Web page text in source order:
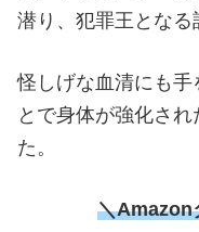
潜り、犯罪王となる
怪しげな血清にも手
とで身体が強化さ
た。
＼Amazon